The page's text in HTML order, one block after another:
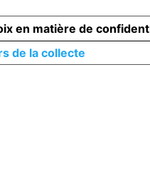
de la collecte
en matière de